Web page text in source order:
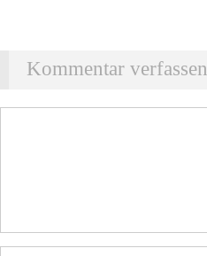
Kommentar verfassen